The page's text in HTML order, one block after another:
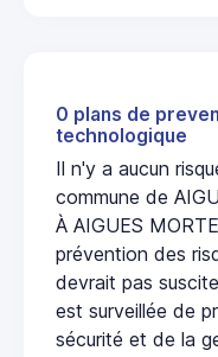
0 plans de
technologique
Il n'y a aucun
commune de
À AIGUES
prévention des
devrait pas
est surveillée de
sécurité et de la